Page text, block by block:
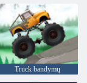
Truck bandymų